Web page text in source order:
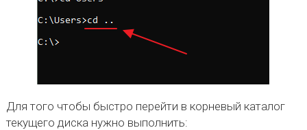
Для того чтобы быстро перейти в корневый каталог
текущего диска нужно выполнить: